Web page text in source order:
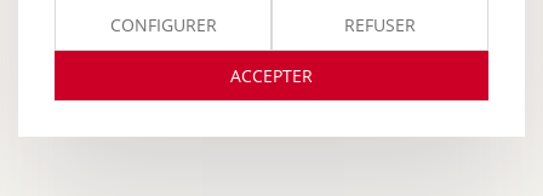
CONFIGURER REFUSER
ACCEPTER